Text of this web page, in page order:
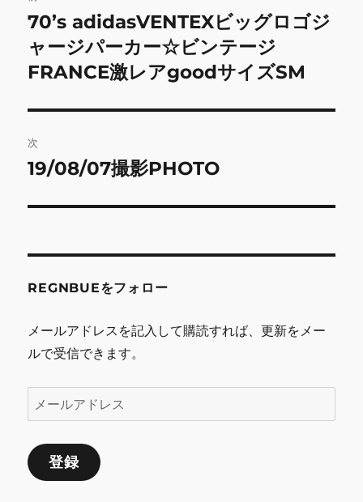
稿
ナ
ビ
ゲ
ー
シ
ン
前
の
投
70’s adidasVENTEXビッグロゴジ
ャージパーカー☆ビンテージ
FRANCE激レアgoodサイズSM
次
次
投
19/08/07撮影PHOTO
REGNBUEをフォロー
メールアドレスを記入して購読すれば、更新をメー
ルで受信できます。
ー
ル
ア
登録